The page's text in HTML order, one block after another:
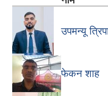
उपमन्यू
फेकन शाह